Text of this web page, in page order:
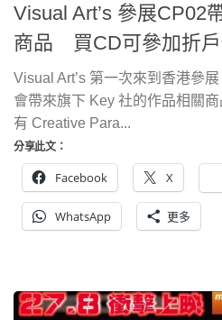
Visual Art’s 參展CP02
商品 買CD可參加折
Visual Art’s 第一次來到香港參
會帶來旗下 Key 社的作品相關
有 Creative Para...
分享此文：
Facebook X
WhatsApp 更多